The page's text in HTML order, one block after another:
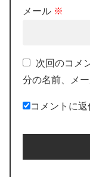
メール ※
次回のコメ
分の名前、メ
コメントに返